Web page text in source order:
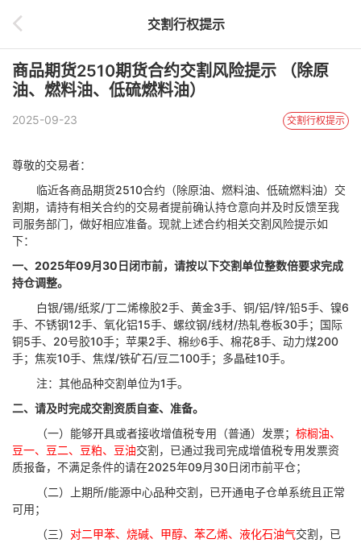
交割行权提示
商品期货2510期货合约交割风险提示 （除原
油、燃料油、低硫燃料油）
2025-09-23 交割行权提示
尊敬的交易者：
临近各商品期货2510合约（除原油、燃料油、低硫燃料油）交
割期，请持有相关合约的交易者提前确认持仓意向并及时反馈至我
司服务部门，做好相应准备。现就上述合约相关交割风险提示如
下：
一、 2025年09月30日闭市前，请按以下交割单位整数倍要求完成
持仓调整。
白银/锡/纸浆/丁二烯橡胶2手、黄金3手、铜/铝/锌/铅5手、镍6
手、不锈钢12手、氧化铝15手、螺纹钢/线材/热轧卷板30手；国际
铜5手、20号胶10手； 苹果2手、 棉纱6手、棉花8手、动力煤200
手；焦炭10手、焦煤/铁矿石/豆二100手；多晶硅10手。
注：其他品种交割单位为1手。
二、请及时完成交割资质自查、准备。
（一）能够开具或者接收增值税专用（普通）发票； 棕榈油、
豆一、豆二、豆粕、豆油交割，已通过我司完成增值税专用发票资
质报备，不满足条件的请在2025年09月30日闭市前平仓；
（二）上期所/能源中心品种交割，已开通电子仓单系统且正常
可用；
（三） 对二甲苯、烧碱、甲醇、苯乙烯、液化石油气交割，已